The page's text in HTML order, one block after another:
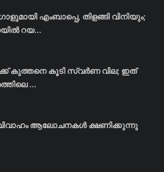
എംബാപ്പെ, തിളങ്ങി വിനിയും;
റയ...
കുത്തനെ കൂടി സ്വര്‍ണ വില; ഇത്
...
ആലോചനകൾ ക്ഷണിക്കുന്നു